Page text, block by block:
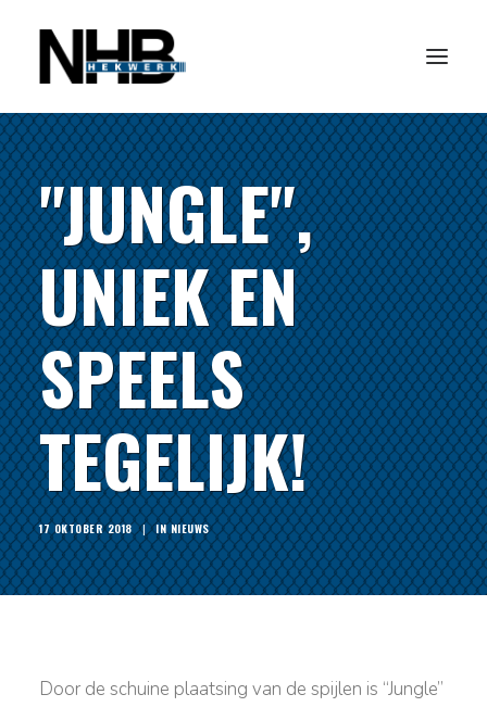
HOME
PRODUCTEN
NIEUWS
REFERENTIES
OVER ONS
CONTACT
ZOEKEN
"JUNGLE",
UNIEK EN
SPEELS
TEGELIJK!
17 OKTOBER 2018 | INNIEUWS
Door de schuine plaatsing van de spijlen is “Jungle”